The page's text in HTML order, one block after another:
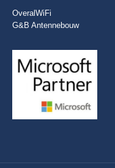
OveralWiFi
G&B Antennebouw